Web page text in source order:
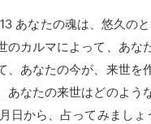
あなたの魂は、悠久の
のカルマによって、あな
、あなたの今が、来世を
あなたの来世はどのよう
日から、占ってみましょ